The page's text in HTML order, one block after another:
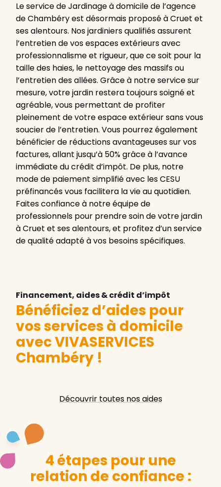
Le service de Jardinage à domicile de l’agence
de Chambéry est désormais proposé à Cruet et
ses alentours. Nos jardiniers qualifiés assurent
l’entretien de vos espaces extérieurs avec
professionnalisme et rigueur, que ce soit pour la
taille des haies, le nettoyage des massifs ou
l’entretien des allées. Grâce à notre service sur
mesure, votre jardin restera toujours soigné et
agréable, vous permettant de profiter
pleinement de votre espace extérieur sans vous
soucier de l’entretien. Vous pourrez également
bénéficier de réductions avantageuses sur vos
factures, allant jusqu’à 50% grâce à l’avance
immédiate du crédit d’impôt. De plus, notre
mode de paiement simplifié avec les CESU
préfinancés vous facilitera la vie au quotidien.
Faites confiance à notre équipe de
professionnels pour prendre soin de votre jardin
à Cruet et ses alentours, et profitez d’un service
de qualité adapté à vos besoins spécifiques.
Financement, aides & crédit d’impôt
Bénéficiez d’aides pour
vos services à domicile
avec VIVASERVICES
Chambéry !
Découvrir toutes nos aides
4 étapes pour une
relation de confiance :